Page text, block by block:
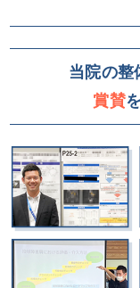
当院の整
賞賛